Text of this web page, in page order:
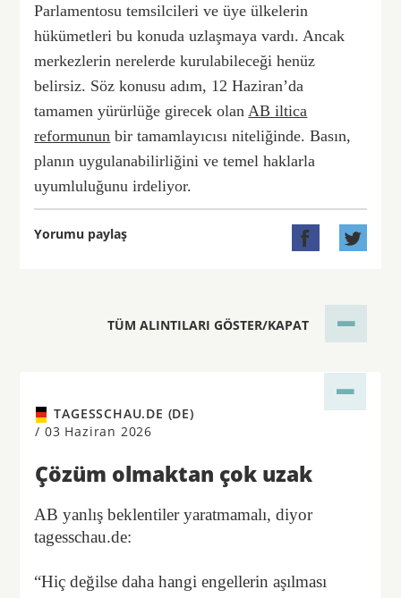
Parlamentosu temsilcileri ve üye ülkelerin
hükümetleri bu konuda uzlaşmaya vardı. Ancak
merkezlerin nerelerde kurulabileceği henüz
belirsiz. Söz konusu adım, 12 Haziran’da
tamamen yürürlüğe girecek olanAB iltica
reformunun bir tamamlayıcısı niteliğinde. Basın,
planın uygulanabilirliğini ve temel haklarla
uyumluluğunu irdeliyor.
Yorumu paylaş  
TÜM ALINTILARI GÖSTER/KAPAT
TAGESSCHAU.DE (DE)
/ 03 Haziran 2026
Çözüm olmaktan çok uzak
AB yanlış beklentiler yaratmamalı, diyor
tagesschau.de:
“Hiç değilse daha hangi engellerin aşılması